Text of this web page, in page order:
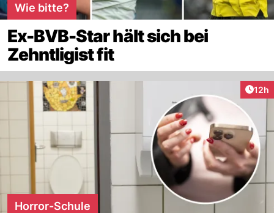
Wie bitte?
Ex-BVB-Star hält sich bei
Zehntligist fit
12h
Horror-Schule